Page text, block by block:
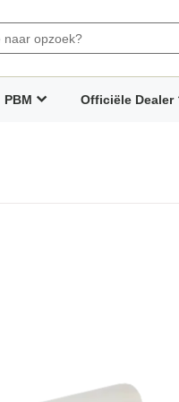
PBM Officiële Dealer